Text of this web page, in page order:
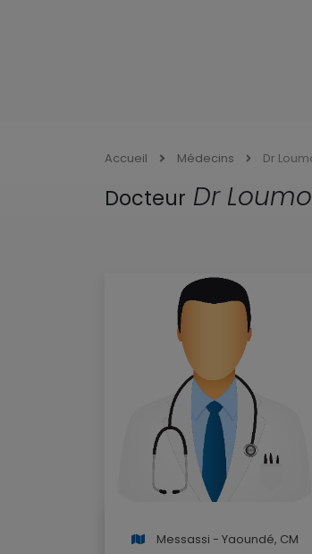
Accueil Médecins Dr
Docteur Dr
Messassi - Yaoundé, CM